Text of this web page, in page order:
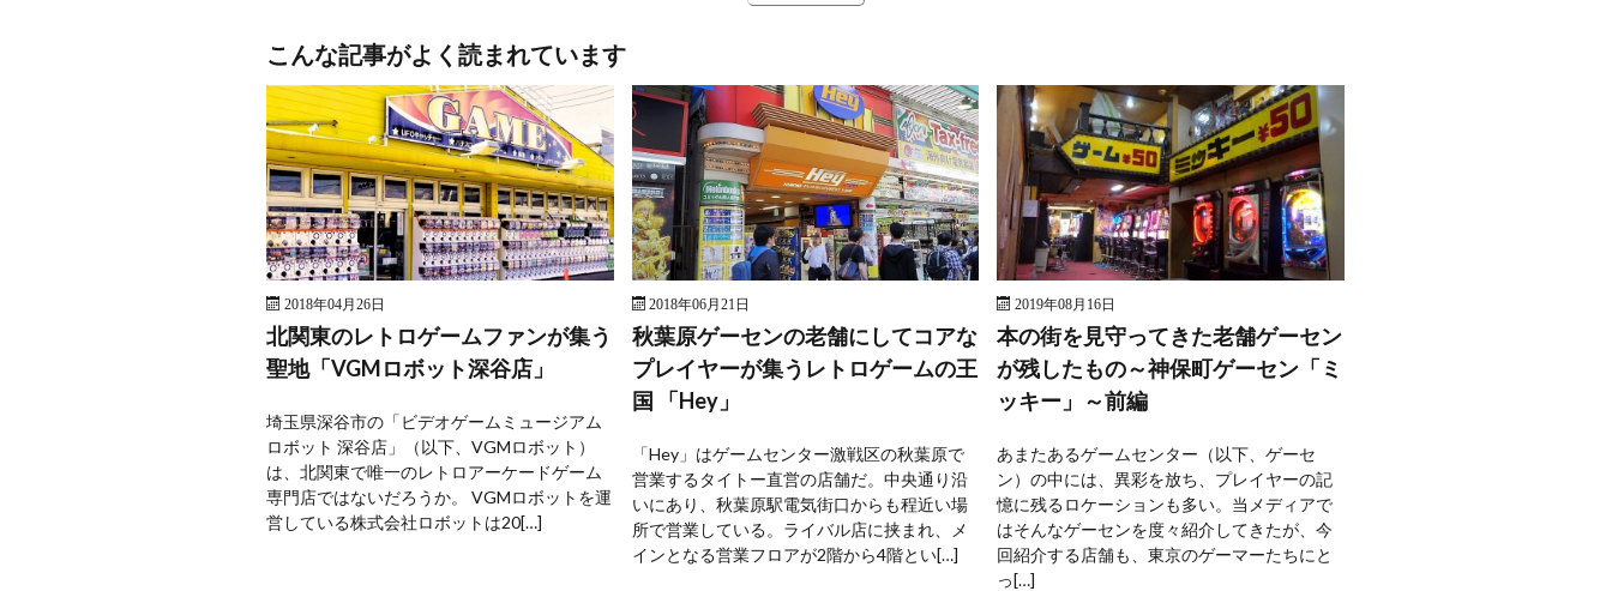
こんな記事がよく読まれています
2018年04月26日
北関東のレトロゲームファンが集う
聖地「VGMロボット深谷店」
埼玉県深谷市の「ビデオゲームミュージアム
ロボット 深谷店」（以下、VGMロボット）
は、北関東で唯一のレトロアーケードゲーム
専門店ではないだろうか。 VGMロボットを運
営している株式会社ロボットは20[…]
2018年06月21日
秋葉原ゲーセンの老舗にしてコアな
プレイヤーが集うレトロゲームの王
国 「Hey」
「Hey」はゲームセンター激戦区の秋葉原で
営業するタイトー直営の店舗だ。中央通り沿
いにあり、秋葉原駅電気街口からも程近い場
所で営業している。ライバル店に挟まれ、メ
インとなる営業フロアが2階から4階とい[…]
2019年08月16日
本の街を見守ってきた老舗ゲーセン
が残したもの～神保町ゲーセン「ミ
ッキー」～前編
あまたあるゲームセンター（以下、ゲーセ
ン）の中には、異彩を放ち、プレイヤーの記
憶に残るロケーションも多い。当メディアで
はそんなゲーセンを度々紹介してきたが、今
回紹介する店舗も、東京のゲーマーたちにと
っ[…]